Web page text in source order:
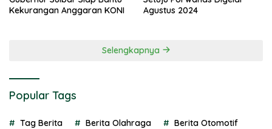
Kekurangan Anggaran KONI
Agustus 2024
Selengkapnya
Popular Tags
Tag Berita Berita Olahraga Berita Otomotif